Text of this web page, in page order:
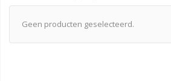
Geen producten geselecteerd.